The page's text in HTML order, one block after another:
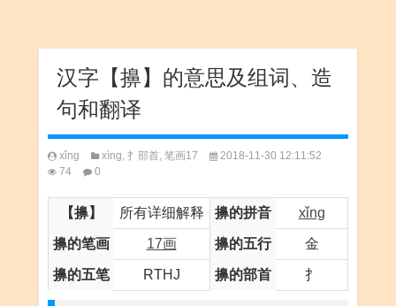
汉字【擤】的意思及组词、造
句和翻译
xǐng xìng, 扌部首, 笔画17
2018-11-30 12:11:52
74
0
【擤】 所有详细解释 擤的拼音 xǐng
擤的笔画 17画 擤的五行 金
擤的五笔 RTHJ 擤的部首 扌